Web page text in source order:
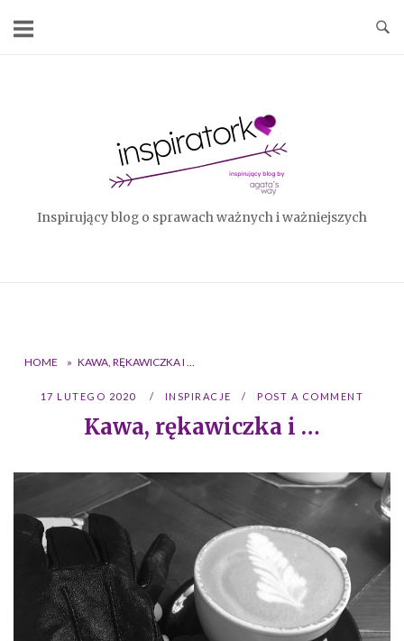
Inspirujący blog o sprawach ważnych i ważniejszych
HOME » KAWA, RĘKAWICZKA I …
17 LUTEGO 2020 INSPIRACJE POST A COMMENT
Kawa, rękawiczka i …